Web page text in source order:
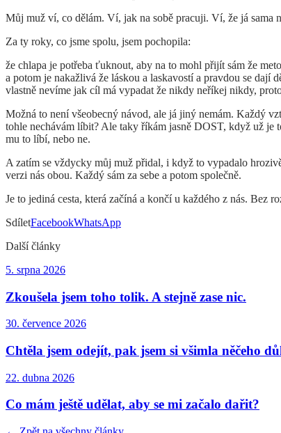
Můj muž ví, co dělám. Ví, jak na sobě pracuji. Ví, že já sama
Za ty roky, co jsme spolu, jsem pochopila:
že chlapa je potřeba ťuknout, aby na to mohl přijít sám že
a potom je nakažlivá že láskou a laskavostí a pravdou se dají
vlastně nevíme jak cíl má vypadat že nikdy neříkej nikdy,
Možná to není všeobecný návod, ale já jiný nemám. Každý
tohle nechávám líbit? Ale taky říkám jasně DOST, když už
mu to líbí, nebo ne.
A zatím se vždycky můj muž přidal, i když to vypadalo
verzi nás obou. Každý sám za sebe a potom společně.
Je to jediná cesta, která začíná a končí u každého z nás. Bez
SdíletFacebookWhatsApp
Další články
5. srpna 2026
Zkoušela jsem toho tolik. A stejně zase nic.
30. července 2026
Chtěla jsem odejít, pak jsem si všimla něčeho
22. dubna 2026
Co mám ještě udělat, aby se mi začalo dařit?